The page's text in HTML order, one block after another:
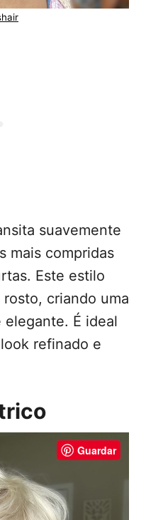
suavemente
mais compridas
Este estilo
criando uma
elegante. É ideal
refinado e
Guardar